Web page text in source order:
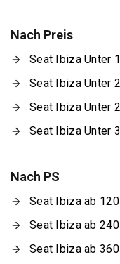
Nach Preis
Seat Ibiza Unter
Seat Ibiza Unter
Seat Ibiza Unter
Seat Ibiza Unter
Nach PS
Seat Ibiza ab
Seat Ibiza ab
Seat Ibiza ab